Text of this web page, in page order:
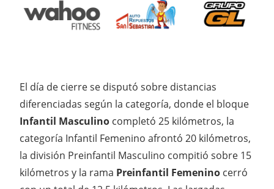
El día de cierre se disputó sobre distancias
diferenciadas según la categoría, donde el bloque
Infantil Masculino completó 25 kilómetros, la
categoría Infantil Femenino afrontó 20 kilómetros,
la división Preinfantil Masculino compitió sobre 15
kilómetros y la rama Preinfantil Femenino cerró